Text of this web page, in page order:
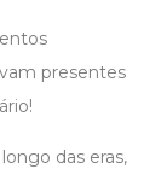
presentes
das eras,